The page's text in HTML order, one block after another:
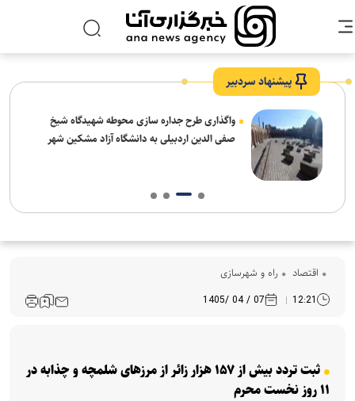
پیشنهاد سردبیر
واگذاری طرح جداره سازی محوطه شهیدگاه شیخ
صفی الدین اردبیلی به دانشگاه آزاد مشکین شهر
اقتصاد راه و شهرسازی
12:21
07 / 04 /1405
ثبت تردد بیش از ۱۵۷ هزار زائر از مرز‌های شلمچه و چذابه در
۱۱ روز نخست محرم